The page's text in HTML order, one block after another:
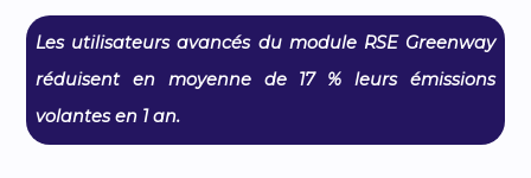
Les utilisateurs avancés du module RSE Greenway
réduisent en moyenne de 17 % leurs émissions
volantes en 1 an.